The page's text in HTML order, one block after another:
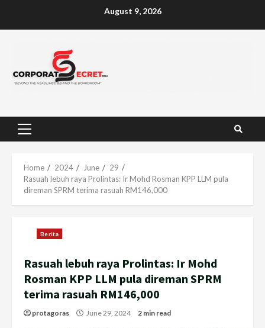
August 9, 2026
Primary
Home 2024 June
29
Rasuah lebuh raya Prolintas: Ir Mohd Rosman KPP LLM pula
direman SPRM terima rasuah RM146,000
Berita
Rasuah lebuh raya Prolintas: Ir Mohd
Rosman KPP LLM pula direman SPRM
terima rasuah RM146,000
protagoras June 29, 2024 2 min read